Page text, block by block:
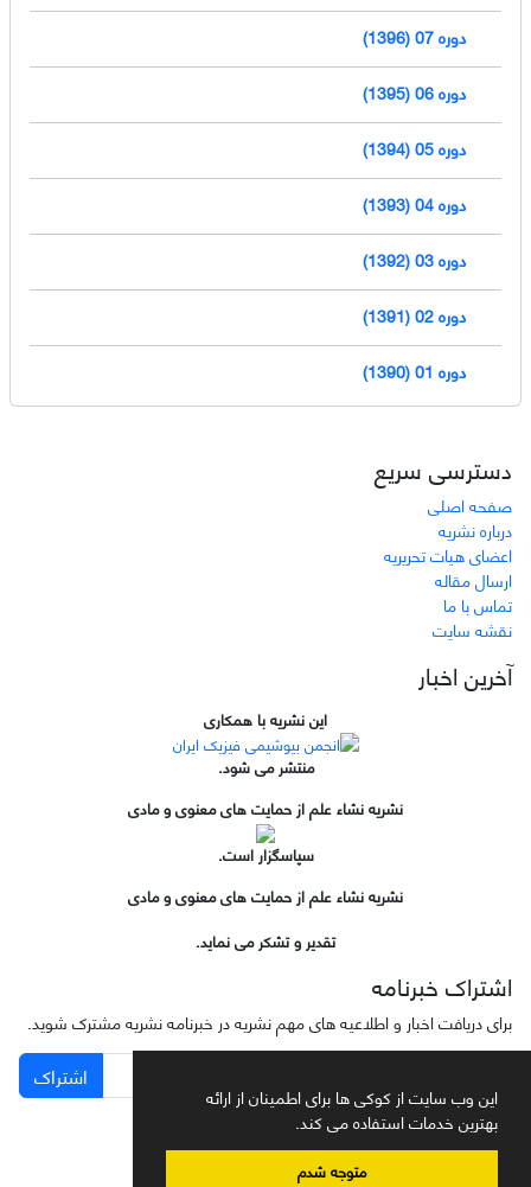
این وب سایت از کوکی ها برای اطمینان از ارائه
بهترین خدمات استفاده می کند.
متوجه شدم
دوره 07 (1396)
دوره 06 (1395)
دوره 05 (1394)
دوره 04 (1393)
دوره 03 (1392)
دوره 02 (1391)
دوره 01 (1390)
دسترسی سریع
صفحه اصلی
درباره نشریه
اعضای هیات تحریریه
ارسال مقاله
تماس با ما
نقشه سایت
آخرین اخبار
این نشریه با همکاری
منتشر می شود.
نشریه نشاء علم از حمایت های معنوی و مادی
سپاسگزار است.
نشریه نشاء علم از حمایت های معنوی و مادی
تقدیر و تشکر می نماید.
اشتراک خبرنامه
برای دریافت اخبار و اطلاعیه های مهم نشریه در خبرنامه نشریه مشترک شوید.
اشتراک